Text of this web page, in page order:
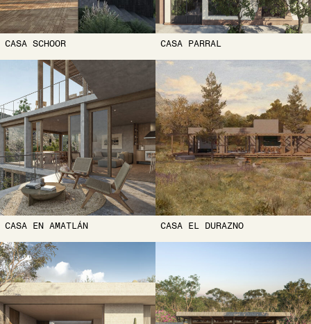
CASA SCHOOR CASA PARRAL
CASA EN AMATLÁN CASA EL DURAZNO